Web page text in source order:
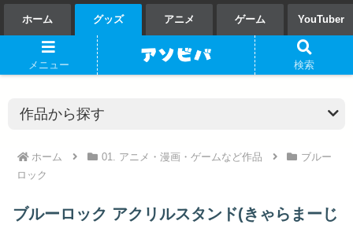
ホーム グッズ アニメ ゲーム YouTuber
ホーム 01. アニメ・漫画・ゲームなど作品
ブルー
ロック
ブルーロック アクリルスタンド(きゃらまーじ
メニュー 検索